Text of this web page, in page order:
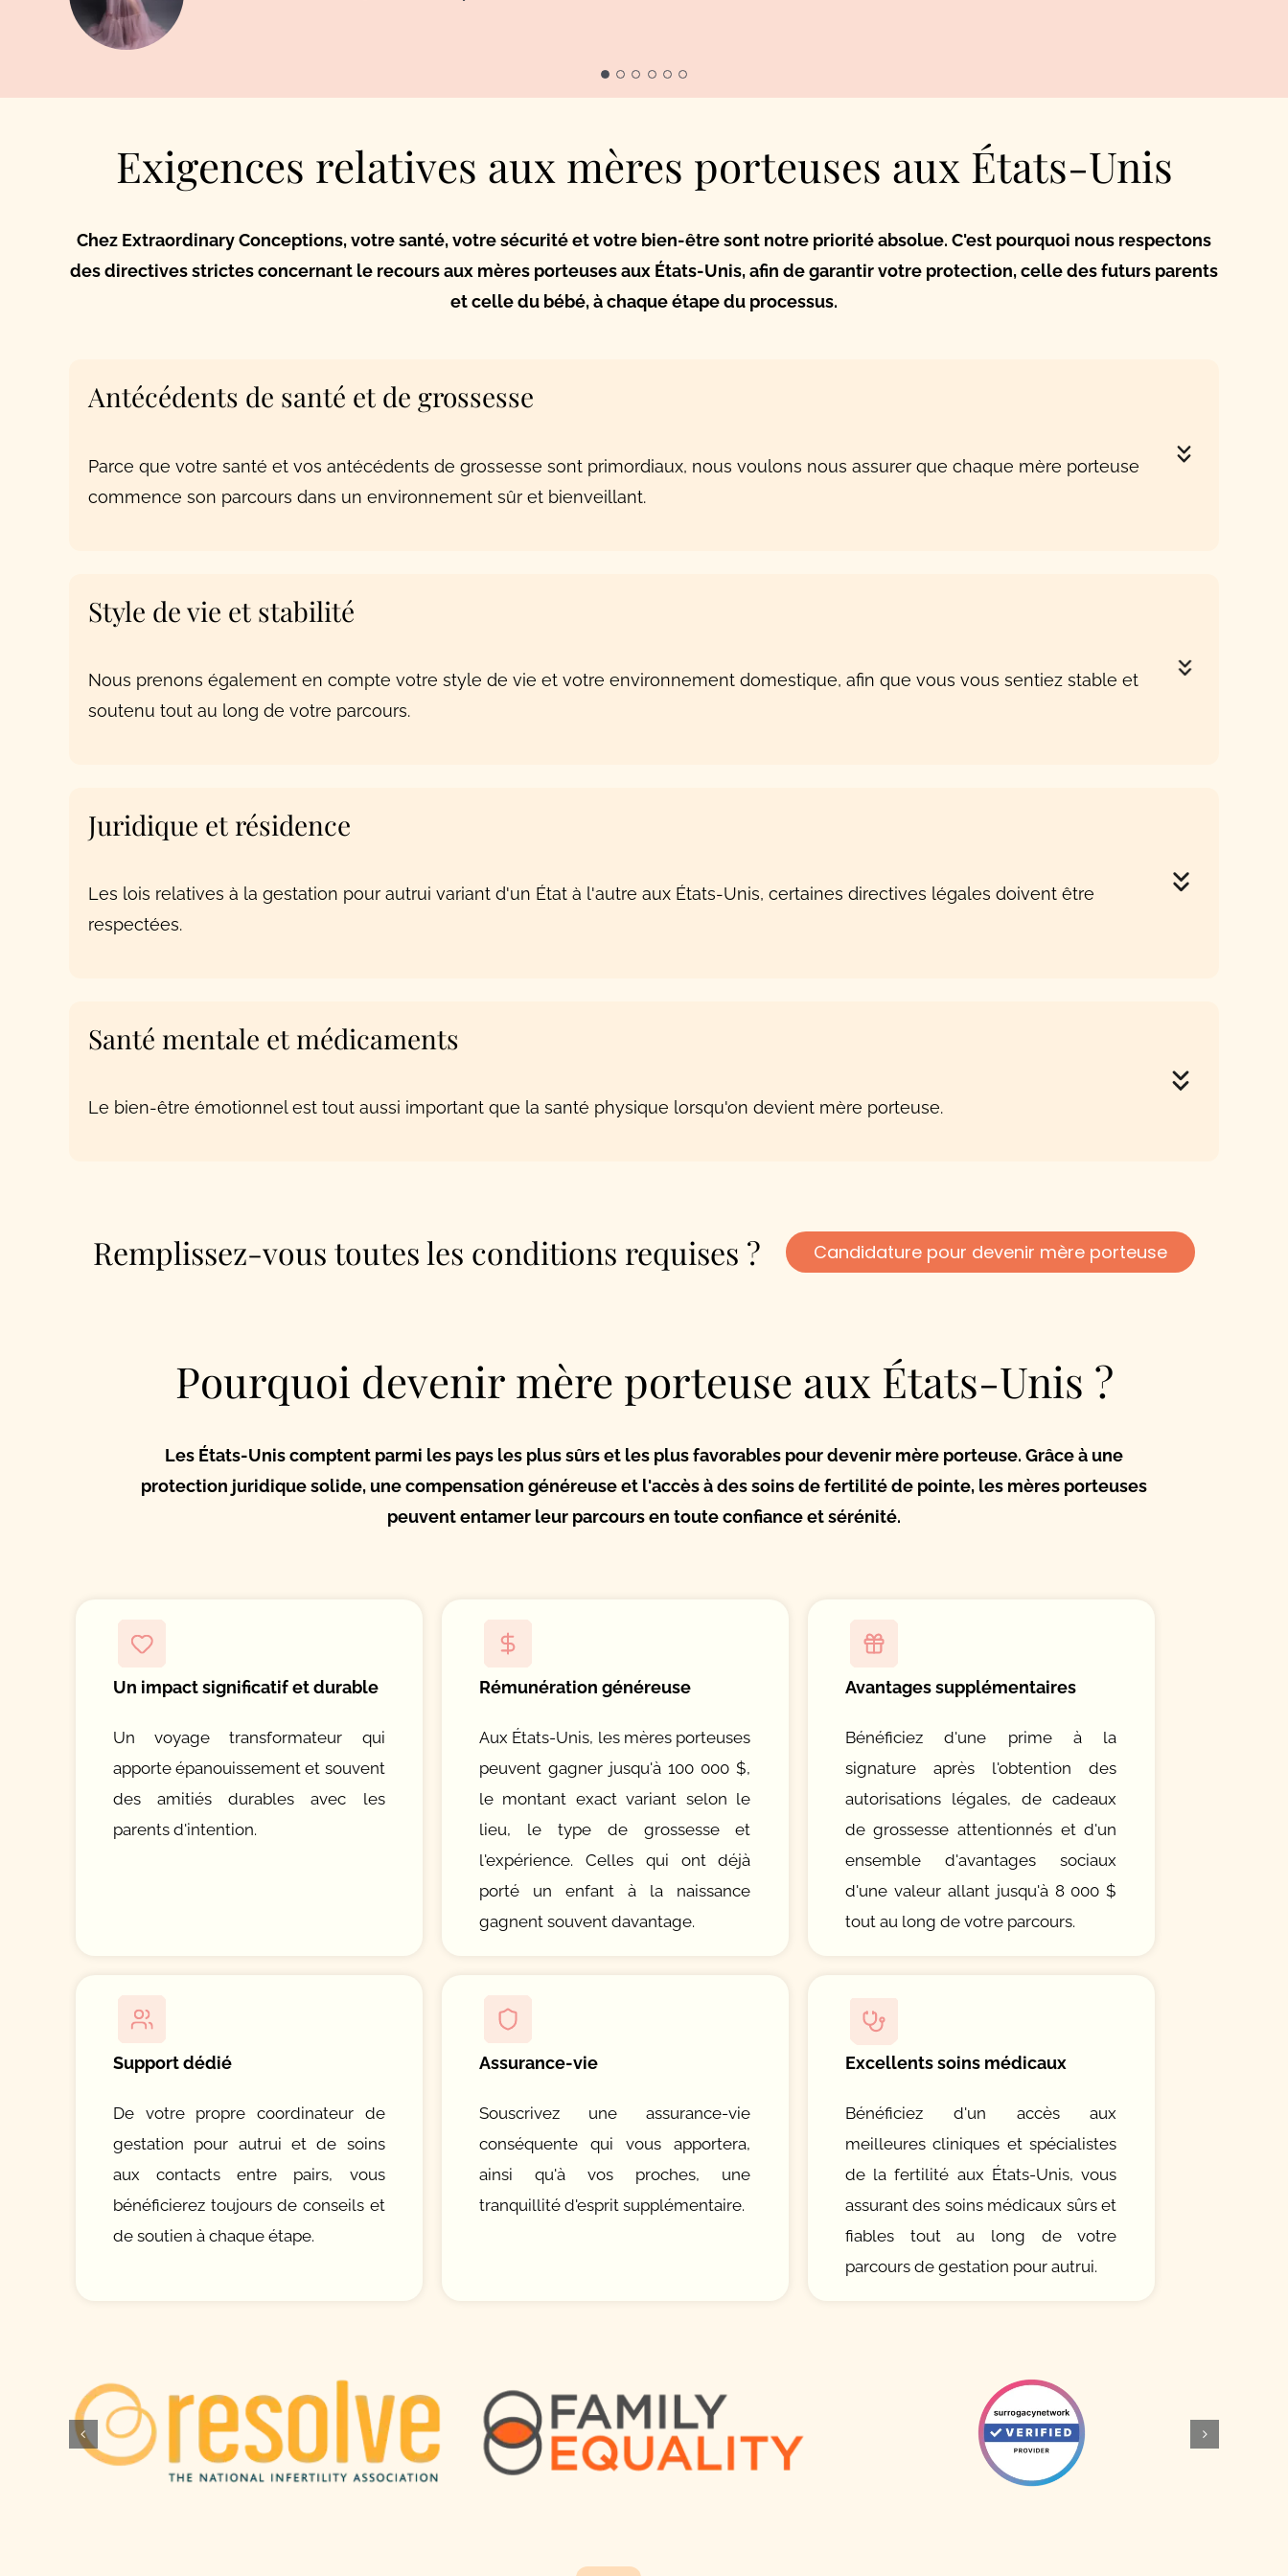
Exigences relatives aux mères porteuses aux États-Unis
Chez Extraordinary Conceptions, votre santé, votre sécurité et votre bien-être sont notre priorité absolue. C'est pourquoi nous respectons
des directives strictes concernant le recours aux mères porteuses aux États-Unis, afin de garantir votre protection, celle des futurs parents
et celle du bébé, à chaque étape du processus.
Antécédents de santé et de grossesse
Parce que votre santé et vos antécédents de grossesse sont primordiaux, nous voulons nous assurer que chaque mère porteuse
commence son parcours dans un environnement sûr et bienveillant.
Style de vie et stabilité
Nous prenons également en compte votre style de vie et votre environnement domestique, afin que vous vous sentiez stable et
soutenu tout au long de votre parcours.
Juridique et résidence
Les lois relatives à la gestation pour autrui variant d'un État à l'autre aux États-Unis, certaines directives légales doivent être
respectées.
Santé mentale et médicaments
Le bien-être émotionnel est tout aussi important que la santé physique lorsqu'on devient mère porteuse.
Remplissez-vous toutes les conditions requises ? Candidature pour devenir mère porteuse
Pourquoi devenir mère porteuse aux États-Unis ?
Les États-Unis comptent parmi les pays les plus sûrs et les plus favorables pour devenir mère porteuse. Grâce à une
protection juridique solide, une compensation généreuse et l'accès à des soins de fertilité de pointe, les mères porteuses
peuvent entamer leur parcours en toute confiance et sérénité.
Un impact significatif et durable
Un voyage transformateur qui
apporte épanouissement et souvent
des amitiés durables avec les
parents d'intention.
Rémunération généreuse
Aux États-Unis, les mères porteuses
peuvent gagner jusqu'à 100 000 $,
le montant exact variant selon le
lieu, le type de grossesse et
l'expérience. Celles qui ont déjà
porté un enfant à la naissance
gagnent souvent davantage.
Avantages supplémentaires
Bénéficiez d'une prime à la
signature après l'obtention des
autorisations légales, de cadeaux
de grossesse attentionnés et d'un
ensemble d'avantages sociaux
d'une valeur allant jusqu'à 8 000 $
tout au long de votre parcours.
Support dédié
De votre propre coordinateur de
gestation pour autrui et de soins
aux contacts entre pairs, vous
bénéficierez toujours de conseils et
de soutien à chaque étape.
Assurance-vie
Souscrivez une assurance-vie
conséquente qui vous apportera,
ainsi qu'à vos proches, une
tranquillité d'esprit supplémentaire.
Excellents soins médicaux
Bénéficiez d'un accès aux
meilleures cliniques et spécialistes
de la fertilité aux États-Unis, vous
assurant des soins médicaux sûrs et
fiables tout au long de votre
parcours de gestation pour autrui.